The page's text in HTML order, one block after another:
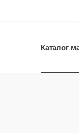
Каталог